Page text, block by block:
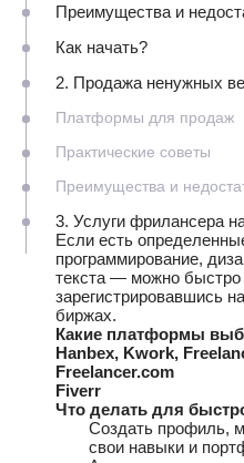
Преимущества и
Как начать?
2. Продажа ненужных
Платформы для продаж
Практические советы
Преимущества и
3. Услуги фрилансера
Если есть
программирование,
текста — можно быстро
зарегистрировавшись
биржах.
Какие платформы
Hanbex, Kwork,
Freelancer.com
Fiverr
Что делать для
Создать профиль,
свои навыки и